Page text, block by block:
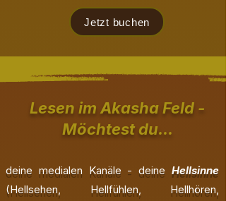
Jetzt buchen
Lesen im Akasha Feld -
Möchtest du...
deine medialen Kanäle - deine Hellsinne
(Hellsehen, Hellfühlen, Hellhören,